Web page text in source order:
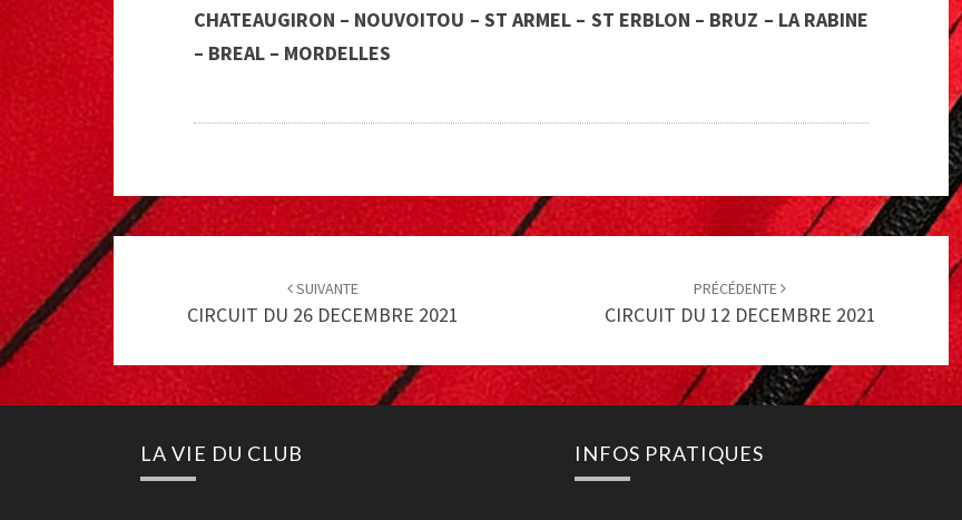
CHATEAUGIRON – NOUVOITOU – ST ARMEL – ST ERBLON – BRUZ – LA RABINE
– BREAL – MORDELLES
Post
navigation
SUIVANTE
CIRCUIT DU 26 DECEMBRE 2021
PRÉCÉDENTE
CIRCUIT DU 12 DECEMBRE 2021
LA VIE DU CLUB INFOS PRATIQUES